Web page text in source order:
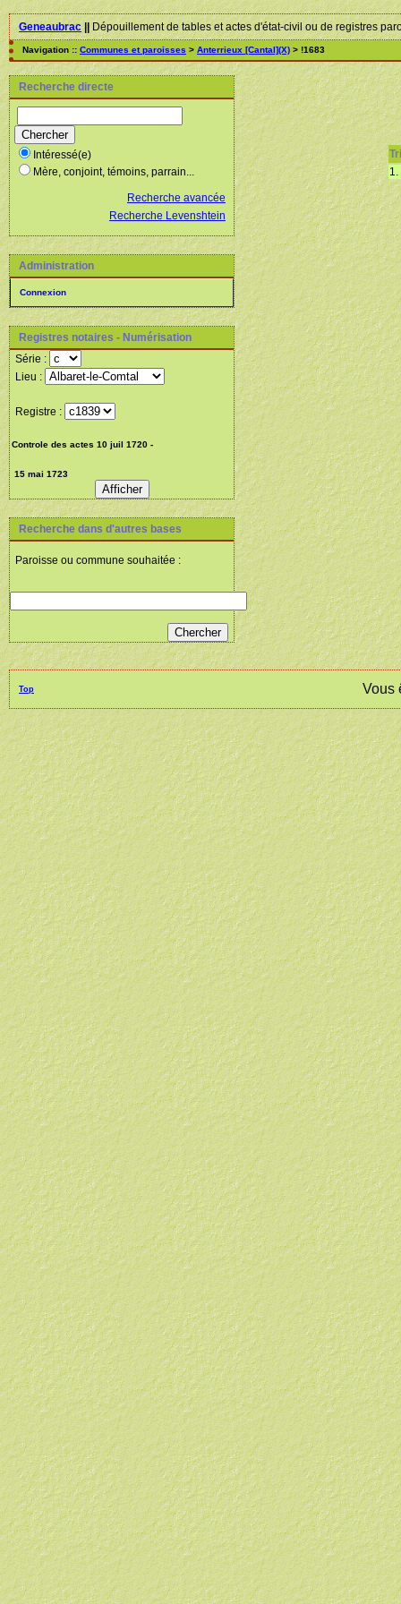
Geneaubrac||Dépouillement de tables et actes d'état-civil ou de registres
Navigation :: Communes et paroisses > Anterrieux [Cantal](X) > !1683
Recherche directe
Intéressé(e)
Mère, conjoint, témoins, parrain...
Recherche avancée
Recherche Levenshtein
Administration
Connexion
Registres notaires - Numérisation
Série :
Lieu :
Registre :
Recherche dans d'autres bases
Paroisse ou commune souhaitée :
1.
Top Vous